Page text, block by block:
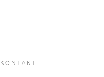
KONTAKT